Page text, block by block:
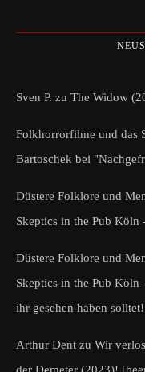
Sven P. zu The Widow
Folkhorrorfilme und das
Bartoschek bei
Düstere Folklore und
Skeptics in the Pub Köln
Düstere Folklore und
Skeptics in the Pub Köln
ihr gesehen haben solltet!
Arthur Dent zu Wir
der Demeter (2023)!